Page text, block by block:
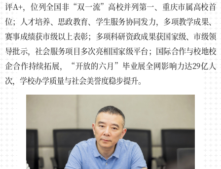
评A+，位列全国非“双一流”高校并列第一、重庆市属高校首
位；人才培养、思政教育、学生服务协同发力，多项教学成果、
赛事成绩获市级以上表彰；多项科研资政成果获国家级、市级领
导批示，社会服务项目多次亮相国家级平台；国际合作与校地校
企合作持续拓展，“开放的六月”毕业展全网影响力达29亿人
次，学校办学质量与社会美誉度稳步提升。